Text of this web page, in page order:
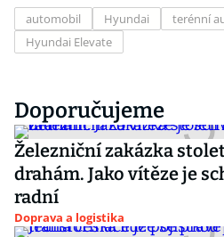
automobil Hyundai terénní
Hyundai Elevate
Doporučujeme
Železniční zakázka
drahám. Jako vítěze je
radní
Doprava a logistika